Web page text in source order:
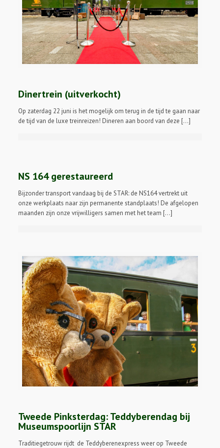
Dinertrein (uitverkocht)
Op zaterdag 22 juni is het mogelijk om terug in de tijd te gaan naar
de tijd van de luxe treinreizen! Dineren aan boord van deze […]
NS 164 gerestaureerd
Bijzonder transport vandaag bij de STAR: de NS164 vertrekt uit
onze werkplaats naar zijn permanente standplaats! De afgelopen
maanden zijn onze vrijwilligers samen met het team […]
Tweede Pinksterdag: Teddyberendag bij
Museumspoorlijn STAR
Traditiegetrouw rijdt de Teddyberenexpress weer op Tweede